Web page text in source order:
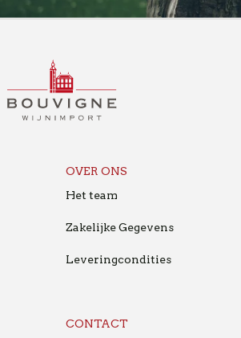
OVER ONS
Het team
Zakelijke Gegevens
Leveringcondities
CONTACT